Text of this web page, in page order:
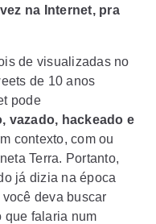
na Internet, pra
de visualizadas no
de 10 anos
pode
vazado, hackeado e
contexto, com ou
Terra. Portanto,
já dizia na época
deva buscar
que falaria num